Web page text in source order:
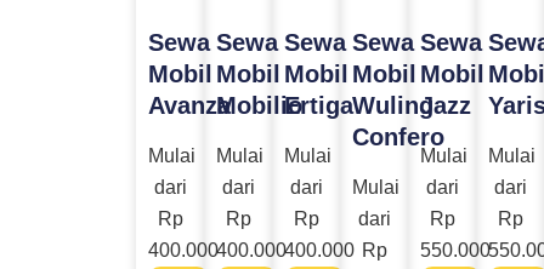
Sewa
Mobil
Avanza
Mulai
dari
Rp
400.000
Sewa
Mobil
Mobilio
Mulai
dari
Rp
400.000
Sewa
Mobil
Ertiga
Mulai
dari
Rp
400.000
Sewa
Mobil
Wuling
Confero
Mulai
dari
Rp
Sewa
Mobil
Jazz
Mulai
dari
Rp
550.000
Mulai
dari
Rp